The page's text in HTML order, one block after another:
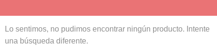
Lo sentimos, no pudimos encontrar ningún producto. Intente
una búsqueda diferente.